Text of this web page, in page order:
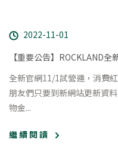
2022-11-01
【重要公告】ROCKLAND
全新官網11/1試營運，消費
朋友們只要到新網站更新資
物金...
繼 續 閱 讀